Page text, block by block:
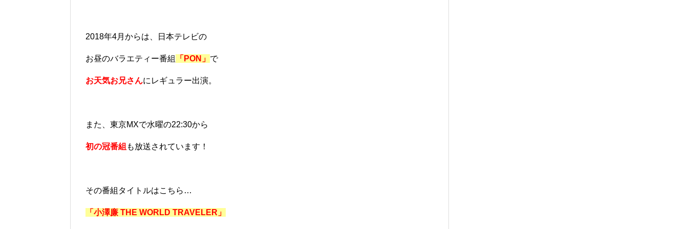
2018年4月からは、日本テレビの
お昼のバラエティー番組 「PON」 で
お天気お兄さんにレギュラー出演。
また、東京MXで水曜の22:30から
初の冠番組 も放送されています！
その番組タイトルはこちら…
「小澤廉 THE WORLD TRAVELER」